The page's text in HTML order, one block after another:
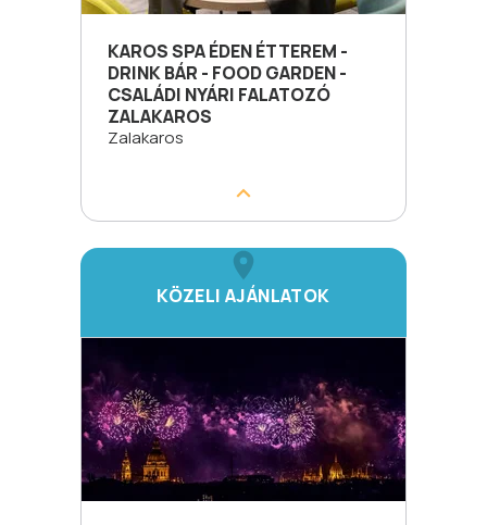
KAROS SPA ÉDEN ÉTTEREM -
DRINK BÁR - FOOD GARDEN -
CSALÁDI NYÁRI FALATOZÓ
ZALAKAROS
Zalakaros
KÖZELI AJÁNLATOK